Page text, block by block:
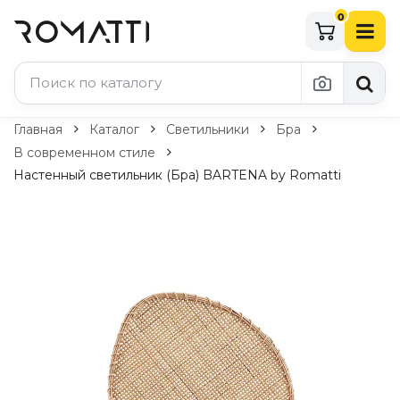
0
Каталог Romatti
Свет и освещение
Бра и настенные светильники
Настольные лампы
Технический свет
Уличное освещение
Комплектующие
Главная Каталог Светильники
Бра
В современном стиле
Настенный светильник (Бра) BARTENA by Romatti